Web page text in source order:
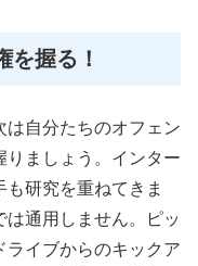
を握る！
は自分たちのオフェン
りましょう。インター
研究を重ねてきま
通用しません。ピッ
ライブからのキックア